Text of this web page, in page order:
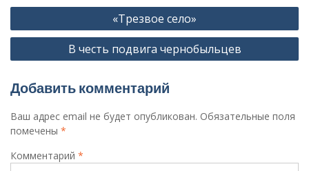
Навигация
по
«Трезвое село»
В честь подвига чернобыльцев
Добавить комментарий
Ваш адрес email не будет опубликован. Обязательные поля
помечены *
Комментарий *